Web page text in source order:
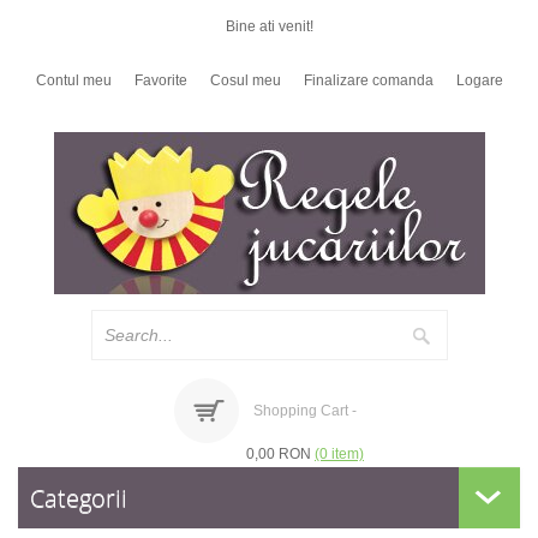
Bine ati venit!
Contul meu Favorite Cosul meu Finalizare comanda Logare
Shopping Cart -
0,00 RON (0 item)
Categorii